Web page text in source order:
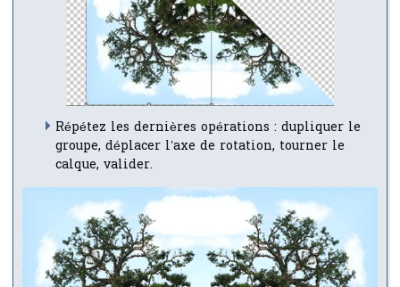
Répétez les dernières opérations : dupliquer le
groupe, déplacer l’axe de rotation, tourner le
calque, valider.